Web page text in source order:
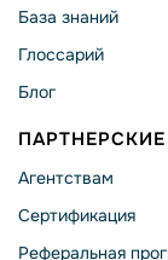
База знаний
Глоссарий
Блог
Агентствам
Сертификация
Реферальная